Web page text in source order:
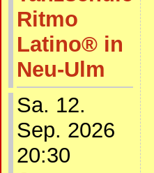
Ritmo
Latino® in
Neu-Ulm
Sa. 12.
Sep. 2026
20:30